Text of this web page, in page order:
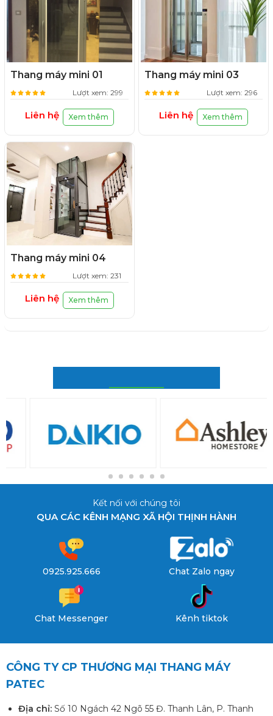
Thang máy mini 01
Lượt xem: 299
Liên hệ Xem thêm
Thang máy mini 03
Lượt xem: 296
Liên hệ Xem thêm
Thang máy mini 04
Lượt xem: 231
Liên hệ Xem thêm
Kết nối với chúng tôi
QUA CÁC KÊNH MẠNG XÃ HỘI THỊNH HÀNH
0925.925.666 Chat Zalo ngay
Chat Messenger Kênh tiktok
CÔNG TY CP THƯƠNG MẠI THANG MÁY
PATEC
Địa chỉ: Số 10 Ngách 42 Ngõ 55 Đ. Thanh Lân, P. Thanh